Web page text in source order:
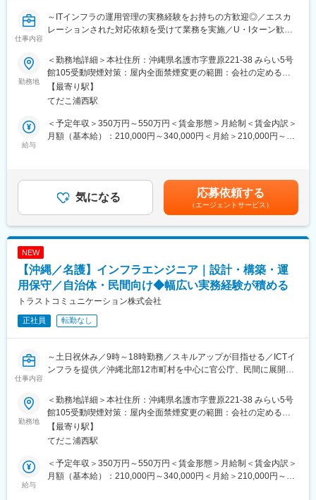
■働き方について：
て一部希望休が提出できるなど、プライベートな予定にも併せて
調整しやすい環境となります。
■同社の魅力ポイント：
世界に2000店舗程ですが、同社は19店舗展開とこれからも拡大が
見込まれる事業となります。
もあるので、未経験からでもご活躍いただけます。
研修内容例）：
入社時研修(会社について、接客マナー、業界知識、店舗での仕事
階層別研修、OJT、Apple社が展開する研修
験でご入社された方が1年で店長となる事例もある等、年齢に関係
なく早期にキャリアアップ可能です
仕事内容
～ITインフラの運用管理の実務経験をお持ちの方歓迎◎／エスカ
レーションされた対応依頼を受けて業務を実施／U・Iターン歓迎
■業務内容：
お客様（法人）向けITインフラ環境のバックオフィス業務をお任
せします。
フロント対応は別企業が行っており、エスカレーションされた対
応依頼を受けて業務を実施する形となります。
◇障害対応、設定変更、運用改善 など
※基本的にエンドユーザーとの直接のやり取りはありません。
チーム体制での対応となるため、相談しながら業務を進められる
積める
◎CCNA／LPIC等の基礎知識を活かしながら、業務を通じて着実
にスキルアップ可能
ンを目指せます
■組織構成：3名在籍中（平均年齢30代～40代）
■当社について：
2011年に設立して以来、お客様が快適なネットワーク環境を享受
できるよう、ICTインフラの構築、保守、コンサルティングのサー
ビスを一貫して提供してきました。
■このポジションの魅力：
少人数体制の組織で業務を行っているため、一人ひとりに大きな
勤務地
＜勤務地詳細＞本社住所：沖縄県名護市字豊原221-38 みらい5号
館105受動喫煙対策：屋内全面禁煙変更の範囲：会社の定める事
業所
【最寄り駅】
てだこ浦西駅
給与
＜予定年収＞350万円～550万円＜賃金形態＞月給制＜賃金内訳＞
月額（基本給）：210,000円～340,000円＜月給＞210,000円～
給：年1回 残業手当：残業時間に応じて別途支給 ＜モデル年収
＞年収380万円／入社2年目年収500万円／入社5年目賃金はあくま
でも目安の金額であり、選考を通じて上下する可能性がありま
す。月給(月額)は固定手当を含めた表記です。
気になる 応募依頼する
（エージェントサービス）
NEW
【沖縄／名護】インフラエンジニア｜設計・構築・運
用保守／自治体・民間向け◆幅広い実務経験が積める
トラストコミュニケーション株式会社
正社員 転勤なし
仕事内容
～土日祝休み／9時～18時勤務／スキルアップが目指せる／ICTイ
ンフラを提供／沖縄北部12市町村を中心に官公庁、民間に展開～
■業務内容：
沖縄県内（主に北部地域）の自治体・民間企業のお客様を対象
に、ITインフラ環境（ネットワーク／サーバ）の設計・構築、運
用・保守業務を担当していただきます。
チームの一員として、複数のお客様環境に関わりながら、安定し
たシステム運用と課題解決を行います。
勤務地
＜勤務地詳細＞本社住所：沖縄県名護市字豊原221-38 みらい5号
館105受動喫煙対策：屋内全面禁煙変更の範囲：会社の定める事
業所
【最寄り駅】
てだこ浦西駅
給与
＜予定年収＞350万円～550万円＜賃金形態＞月給制＜賃金内訳＞
月額（基本給）：210,000円～340,000円＜月給＞210,000円～